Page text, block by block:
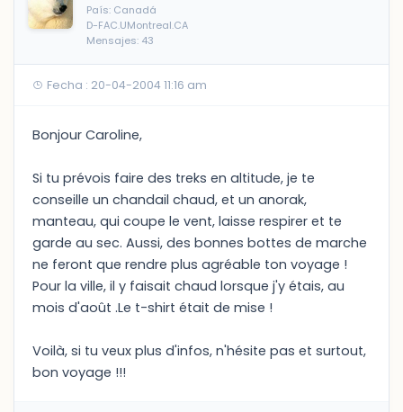
País: Canadá
D-FAC.UMontreal.CA
Mensajes: 43
Fecha : 20-04-2004 11:16 am
Bonjour Caroline,
Si tu prévois faire des treks en altitude, je te
conseille un chandail chaud, et un anorak,
manteau, qui coupe le vent, laisse respirer et te
garde au sec. Aussi, des bonnes bottes de marche
ne feront que rendre plus agréable ton voyage !
Pour la ville, il y faisait chaud lorsque j'y étais, au
mois d'août .Le t-shirt était de mise !
Voilà, si tu veux plus d'infos, n'hésite pas et surtout,
bon voyage !!!